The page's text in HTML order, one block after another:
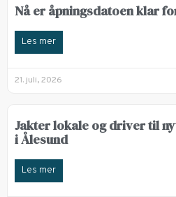
Nå er åpningsdatoen klar
Les mer
21. juli, 2026
Jakter lokale og driver til
i Ålesund
Les mer